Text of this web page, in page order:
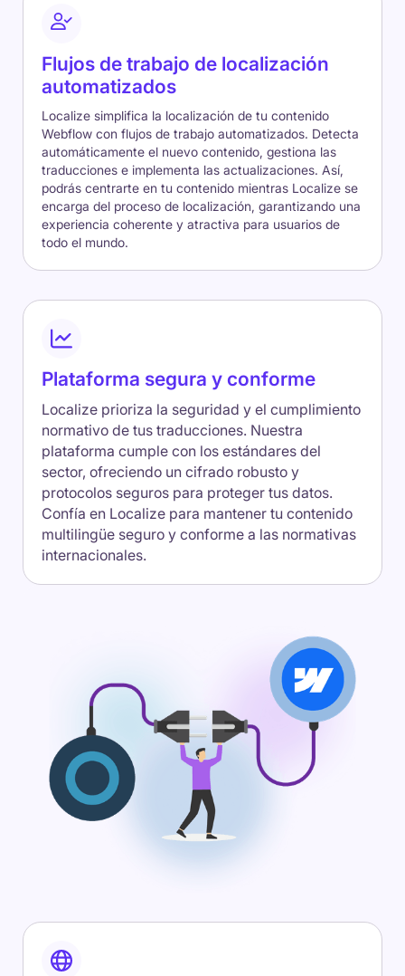
Flujos de trabajo de localización
automatizados
Localize simplifica la localización de tu contenido
Webflow con flujos de trabajo automatizados. Detecta
automáticamente el nuevo contenido, gestiona las
traducciones e implementa las actualizaciones. Así,
podrás centrarte en tu contenido mientras Localize se
encarga del proceso de localización, garantizando una
experiencia coherente y atractiva para usuarios de
todo el mundo.
Plataforma segura y conforme
Localize prioriza la seguridad y el cumplimiento
normativo de tus traducciones. Nuestra
plataforma cumple con los estándares del
sector, ofreciendo un cifrado robusto y
protocolos seguros para proteger tus datos.
Confía en Localize para mantener tu contenido
multilingüe seguro y conforme a las normativas
internacionales.